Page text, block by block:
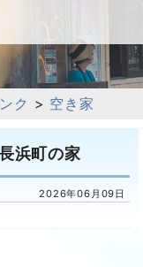
ク > 空き家
浜町の家
2026年06月09日